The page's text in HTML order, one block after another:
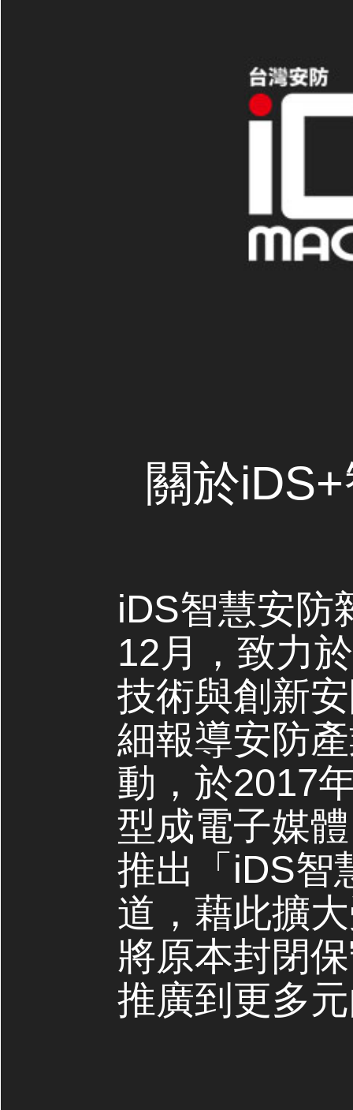
關於
iDS智慧安防
12月，致力
技術與創新
細報導安防
動，於2017
型成電子媒
推出「iDS智
道，藉此擴
將原本封閉
推廣到更多